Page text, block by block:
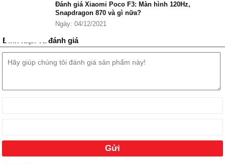
Xiaomi Poco F3 128GB là máy Mới 100% Fullbox Nguyên Seal, đầy
đủ phụ kiện xịn.
thực lên kệ tại Đức Huy Mobile với mức giá tốt nhất thị trường, hỗ
trợ trả góp 0% lãi suất, bảo hành chính hãng Xiaomi 18 tháng, giao
hàng tận nơi toàn quốc.
Đánh giá Xiaomi Poco F3: Màn hình 120Hz,
Snapdragon 870 và gì nữa?
Ngày: 04/12/2021
Bình luận và đánh giá